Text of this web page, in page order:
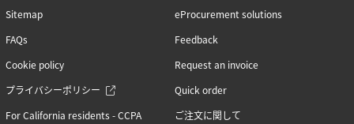
Sitemap
FAQs
Cookie policy
プライバシーポリシー
For California residents - CCPA
eProcurement solutions
Feedback
Request an invoice
Quick order
ご注文に関して